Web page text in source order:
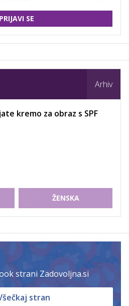
PRIJAVI SE
Arhiv
kremo za obraz s SPF
ŽENSKA
strani Zadovoljna.si
stran